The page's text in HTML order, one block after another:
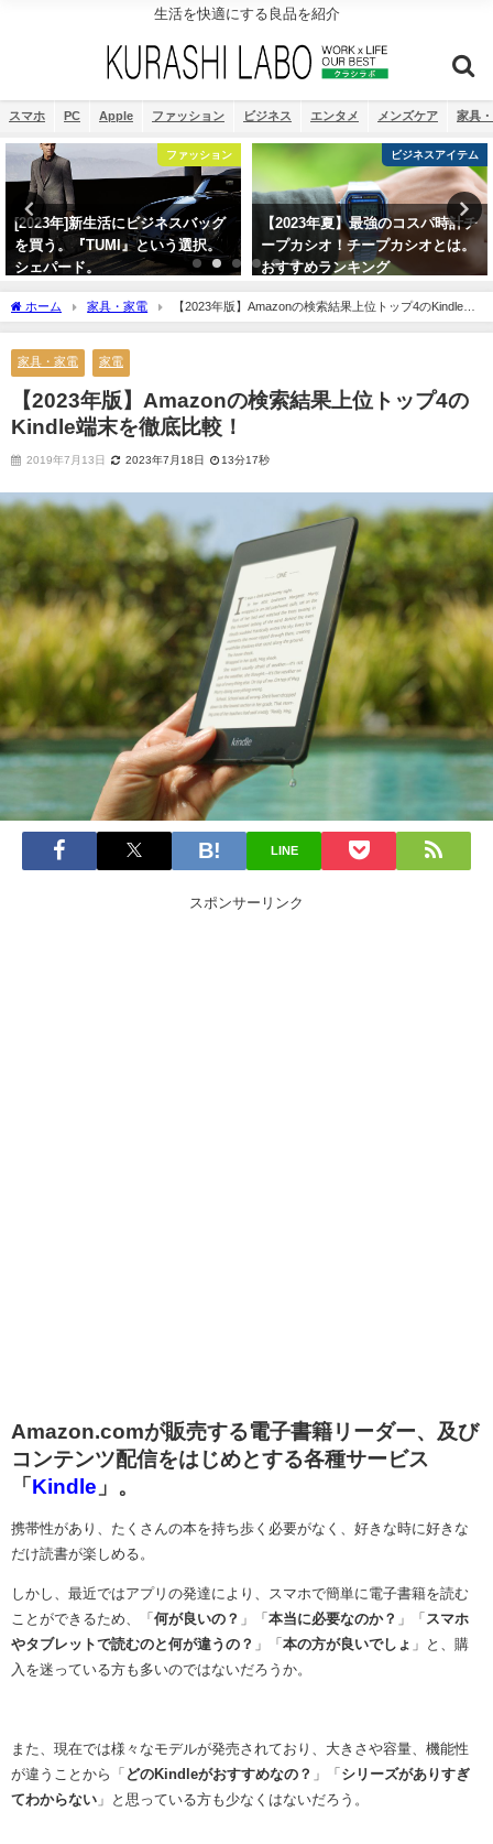
生活を快適にする良品を紹介
スマホ PC Apple ファッション ビジネス エンタメ メンズケア 家具
ビジネスアイテム
【2023年夏】最強のコスパ時計チ
ープカシオ！チープカシオとは。
おすすめランキング
SIMカード・ポケットWiFi
ポケットWifiは本当に便利。カフ
ェ探し必要なし？外出必需品
2019年8月24日
ホーム 家具・家電
【2023年版】Amazonの検索結果上位トップ4のKindle端
末を徹底比較！
家具・家電 家電
【2023年版】Amazonの検索結果上位トップ4の
Kindle端末を徹底比較！
2019年7月13日 2023年7月18日 13分17秒
LINE
スポンサーリンク
Amazon.comが販売する電子書籍リーダー、及び
コンテンツ配信をはじめとする各種サービス
「 Kindle 」。
携帯性があり、 たくさんの本を持ち歩く必要がなく、好きな時に好きな
だけ読書が楽しめる。
しかし、最近ではアプリの発達により、スマホで簡単に電子書籍を読む
ことができるため、「 何が良いの？ 」「 本当に必要なのか？ 」「 スマホ
やタブレットで読むのと何が違うの？ 」「 本の方が良いでしょ 」と、購
入を迷っている方も多いのではないだろうか。
また、現在では様々なモデルが発売されており、大きさや容量、機能性
が違うことから「 どのKindleがおすすめなの？ 」「 シリーズがありすぎ
てわからない 」と思っている方も少なくはないだろう。